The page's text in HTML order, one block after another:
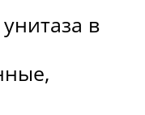
в